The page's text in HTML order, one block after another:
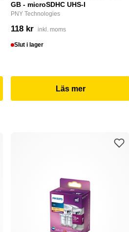
GB - microSDHC UHS-I
PNY Technologies
118 kr inkl. moms
Slut i lager
Läs mer